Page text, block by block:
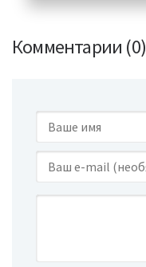
Комментарии (0)